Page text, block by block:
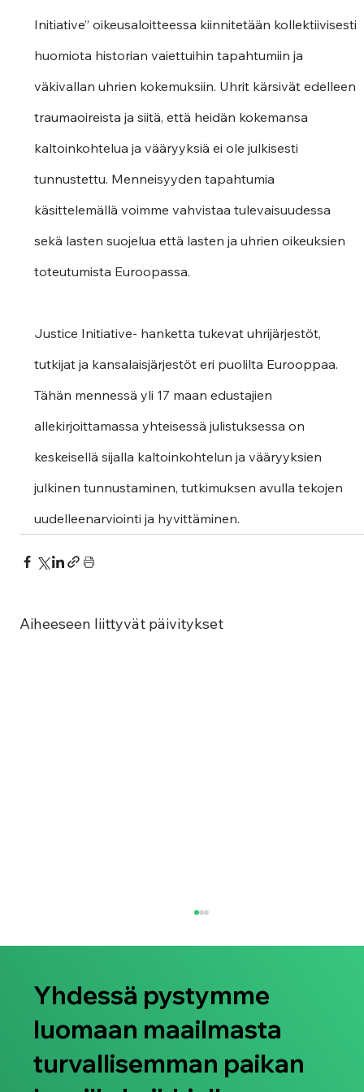
Initiative” oikeusaloitteessa kiinnitetään kollektiivisesti
huomiota historian vaiettuihin tapahtumiin ja
väkivallan uhrien kokemuksiin. Uhrit kärsivät edelleen
traumaoireista ja siitä, että heidän kokemansa
kaltoinkohtelua ja vääryyksiä ei ole julkisesti
tunnustettu. Menneisyyden tapahtumia
käsittelemällä voimme vahvistaa tulevaisuudessa
sekä lasten suojelua että lasten ja uhrien oikeuksien
toteutumista Euroopassa.
Justice Initiative- hanketta tukevat uhrijärjestöt,
tutkijat ja kansalaisjärjestöt eri puolilta Eurooppaa.
Tähän mennessä yli 17 maan edustajien
allekirjoittamassa yhteisessä julistuksessa on
keskeisellä sijalla kaltoinkohtelun ja vääryyksien
julkinen tunnustaminen, tutkimuksen avulla tekojen
uudelleenarviointi ja hyvittäminen.
Aiheeseen liittyvät päivitykset
Yhdessä pystymme
luomaan maailmasta
turvallisemman paikan